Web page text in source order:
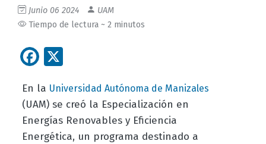
Junio 06 2024
UAM
Tiempo de lectura ~ 2 minutos
Facebook
En la Universidad Autónoma de Manizales
(UAM) se creó la Especialización en
Energías Renovables y Eficiencia
Energética, un programa destinado a